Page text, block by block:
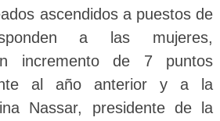
ascendidos a puestos de
a las mujeres,
incremento de 7 puntos
al año anterior y a la
Nassar, presidente de la